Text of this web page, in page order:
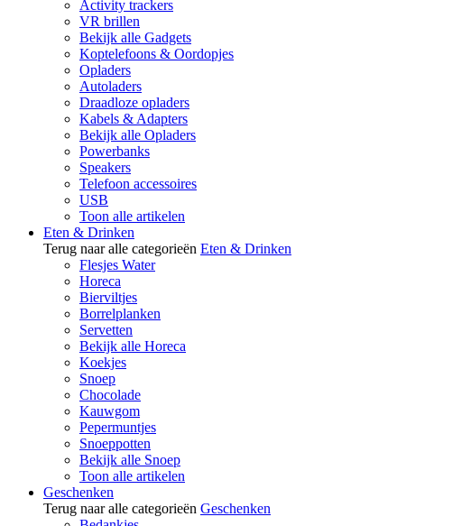
Activity trackers
VR brillen
Bekijk alle Gadgets
Koptelefoons & Oordopjes
Opladers
Autoladers
Draadloze opladers
Kabels & Adapters
Bekijk alle Opladers
Powerbanks
Speakers
Telefoon accessoires
USB
Toon alle artikelen
Eten & Drinken
Terug naar alle categorieën Eten & Drinken
Flesjes Water
Horeca
Bierviltjes
Borrelplanken
Servetten
Bekijk alle Horeca
Koekjes
Snoep
Chocolade
Kauwgom
Pepermuntjes
Snoeppotten
Bekijk alle Snoep
Toon alle artikelen
Geschenken
Terug naar alle categorieën Geschenken